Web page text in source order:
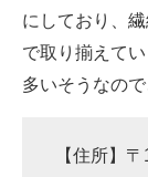
にしており、
で取り揃えて
多いそうなの
【住所】